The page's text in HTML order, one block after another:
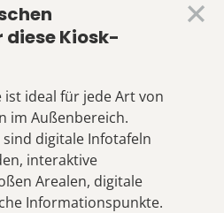
Kiosk-
ist ideal für jede Art von
im Außenbereich.
digitale Infotafeln
interaktive
Arealen, digitale
Informationspunkte.